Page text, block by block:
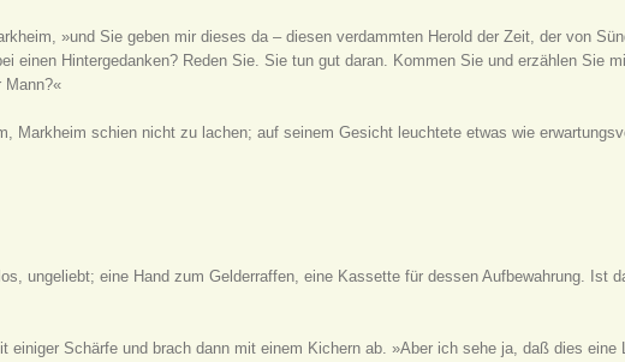
»und Sie geben mir dieses da – diesen verdammten Herold der Zeit, der von
einen Hintergedanken? Reden Sie. Sie tun gut daran. Kommen Sie und erzählen Sie
Mann?«
Markheim schien nicht zu lachen; auf seinem Gesicht leuchtete etwas wie
ungeliebt; eine Hand zum Gelderraffen, eine Kassette für dessen Aufbewahrung. Ist
einiger Schärfe und brach dann mit einem Kichern ab. »Aber ich sehe ja, daß dies